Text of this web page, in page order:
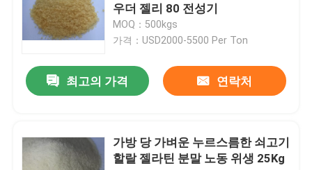
소 젤라틴 파우더
동물 뼈 접착제
소 젤리
우더 젤리 80 전성기
MOQ：500kgs
가격：USD2000-5500 Per Ton
최고의 가격 연락처
가방 당 가벼운 누르스름한 쇠고기
할랄 젤라틴 분말 노동 위생 25Kg